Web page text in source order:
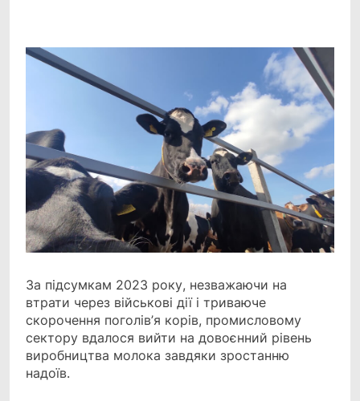
Link
За підсумкам 2023 року, незважаючи на
втрати через військові дії і триваюче
скорочення поголів’я корів, промисловому
сектору вдалося вийти на довоєнний рівень
виробництва молока завдяки зростанню
надоїв.